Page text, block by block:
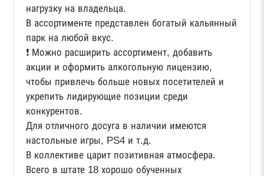
нагрузку на владельца.
В ассортименте представлен богатый кальянный
парк на любой вкус.
❗️ Можно расширить ассортимент, добавить
акции и оформить алкогольную лицензию,
чтобы привлечь больше новых посетителей и
укрепить лидирующие позиции среди
конкурентов.
Для отличного досуга в наличии имеются
настольные игры, PS4 и т.д.
В коллективе царит позитивная атмосфера.
Всего в штате 18 хорошо обученных